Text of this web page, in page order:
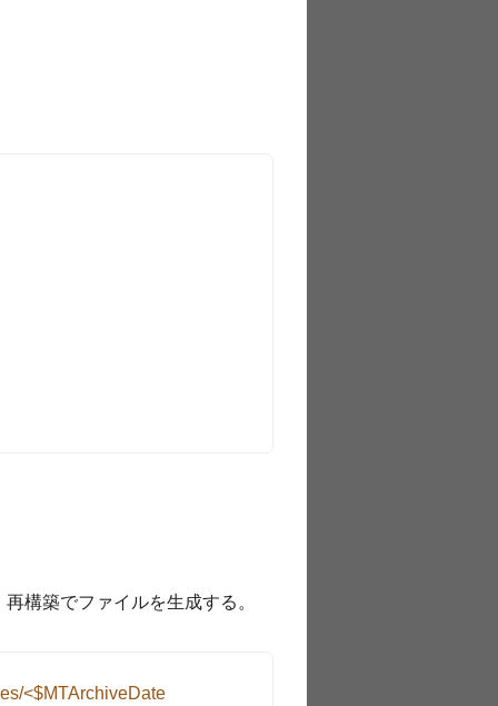
構築でファイルを生成する。
<$MTArchiveDate